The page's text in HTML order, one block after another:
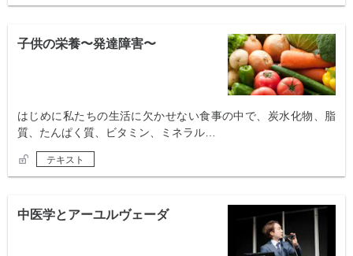
子供の栄養〜発達障害〜
はじめに私たちの生活に欠かせない食事の中で、炭水化物、脂
質、たんぱく質、ビタミン、ミネラル…
テキスト
中医学とアーユルヴェーダ